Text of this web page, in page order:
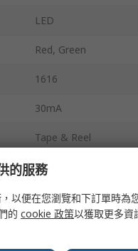
LED
Red, Green
1616
30mA
Tape & Reel
Surface
2
的服務
以便在您瀏覽和下訂單時為
的 cookie 政策以獲取更多資